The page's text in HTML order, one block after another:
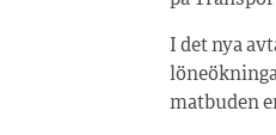
I det nya
matbuden